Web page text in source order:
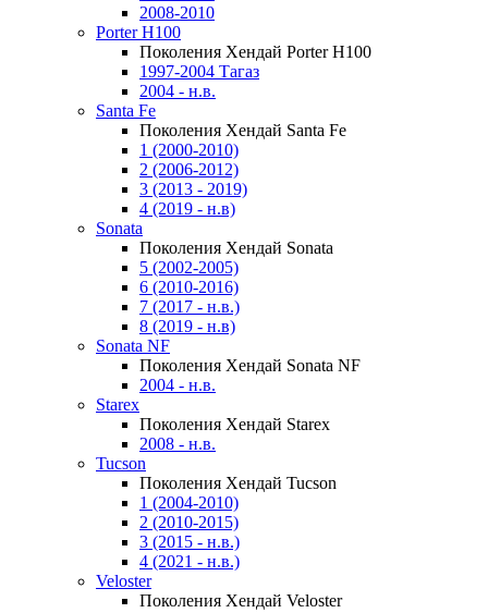
2008-2010
Porter H100
Поколения Хендай Porter H100
1997-2004 Тагаз
2004 - н.в.
Santa Fe
Поколения Хендай Santa Fe
1 (2000-2010)
2 (2006-2012)
3 (2013 - 2019)
4 (2019 - н.в)
Sonata
Поколения Хендай Sonata
5 (2002-2005)
6 (2010-2016)
7 (2017 - н.в.)
8 (2019 - н.в)
Sonata NF
Поколения Хендай Sonata NF
2004 - н.в.
Starex
Поколения Хендай Starex
2008 - н.в.
Tucson
Поколения Хендай Tucson
1 (2004-2010)
2 (2010-2015)
3 (2015 - н.в.)
4 (2021 - н.в.)
Veloster
Поколения Хендай Veloster